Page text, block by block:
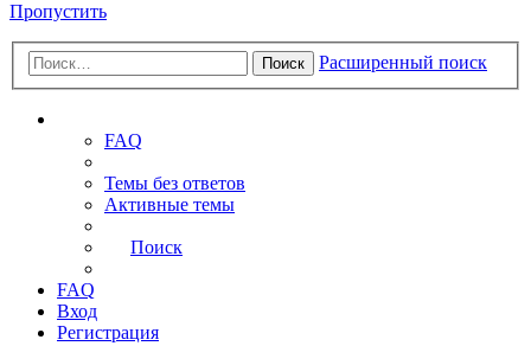
Пропустить
Поиск Расширенный поиск
FAQ
Темы без ответов
Активные темы
Поиск
FAQ
Вход
Регистрация